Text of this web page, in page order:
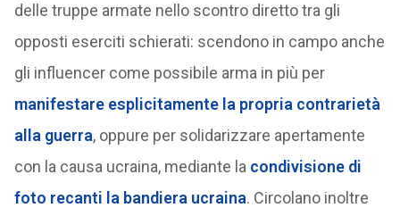
delle truppe armate nello scontro diretto tra gli
opposti eserciti schierati: scendono in campo anche
gli influencer come possibile arma in più per
manifestare esplicitamente la propria contrarietà
alla guerra, oppure per solidarizzare apertamente
con la causa ucraina, mediante la condivisione di
foto recanti la bandiera ucraina. Circolano inoltre